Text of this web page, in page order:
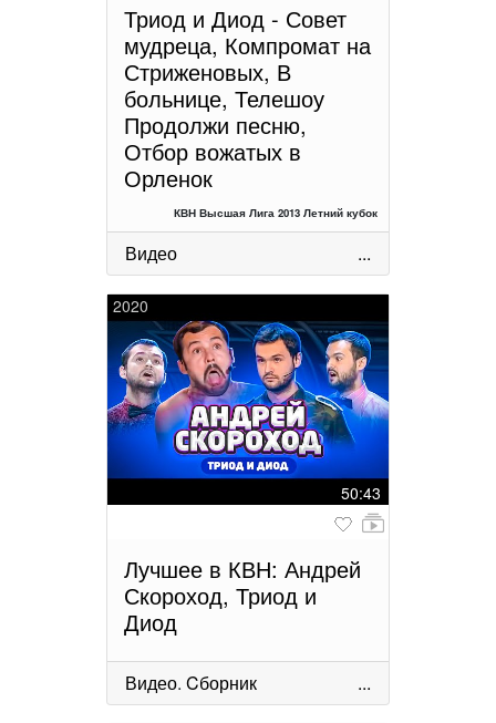
Триод и Диод - Совет
мудреца, Компромат на
Стриженовых, В
больнице, Телешоу
Продолжи песню,
Отбор вожатых в
Орленок
КВН Высшая Лига 2013 Летний кубок
Видео ...
2020
50:43
Лучшее в КВН: Андрей
Скороход, Триод и
Диод
Видео. Cборник ...